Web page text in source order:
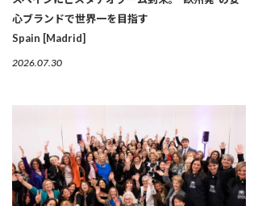
心ブランドで世界一を目指す
Spain [Madrid]
2026.07.30